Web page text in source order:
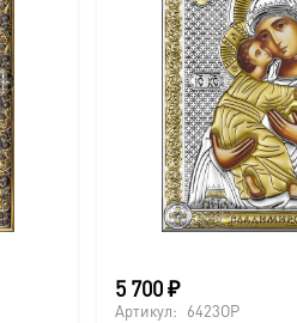
5 700₽
Артикул: 6423OP